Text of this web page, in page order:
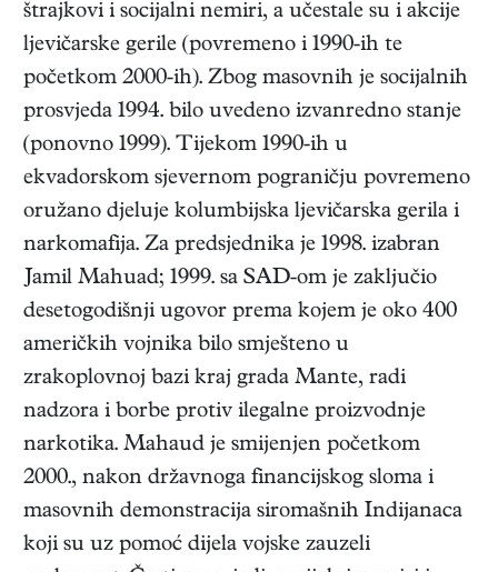
štrajkovi i socijalni nemiri, a učestale su i akcije
ljevičarske gerile (povremeno i 1990-ih te
početkom 2000-ih). Zbog masovnih je socijalnih
prosvjeda 1994. bilo uvedeno izvanredno stanje
(ponovno 1999). Tijekom 1990-ih u
ekvadorskom sjevernom pograničju povremeno
oružano djeluje kolumbijska ljevičarska gerila i
narkomafija. Za predsjednika je 1998. izabran
Jamil Mahuad; 1999. sa SAD-om je zaključio
desetogodišnji ugovor prema kojem je oko 400
američkih vojnika bilo smješteno u
zrakoplovnoj bazi kraj grada Mante, radi
nadzora i borbe protiv ilegalne proizvodnje
narkotika. Mahaud je smijenjen početkom
2000., nakon državnoga financijskog sloma i
masovnih demonstracija siromašnih Indijanaca
koji su uz pomoć dijela vojske zauzeli